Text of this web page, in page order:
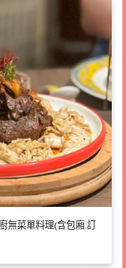
無菜單料理(含包廂.訂